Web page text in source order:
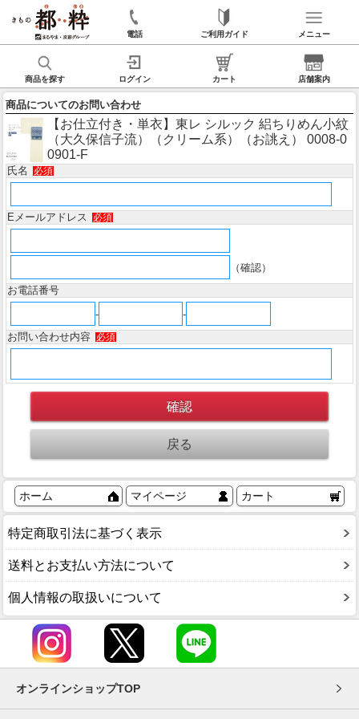
電話 ご利用ガイド メニュー
商品を探す ログイン カート 店舗案内
商品についてのお問い合わせ
【お仕立付き・単衣】東レ シルック 絽ちりめん小紋
（大久保信子流）（クリーム系）（お誂え） 0008-0
0901-F
氏名 必須
Eメールアドレス 必須
（確認）
お電話番号
-
-
お問い合わせ内容
必須
ホーム マイページ カート
特定商取引法に基づく表示
送料とお支払い方法について
個人情報の取扱いについて
オンラインショップTOP